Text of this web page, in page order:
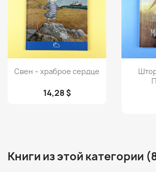
Просмотр
Свен – храброе сердце
14,28 $

Книги из этой категории